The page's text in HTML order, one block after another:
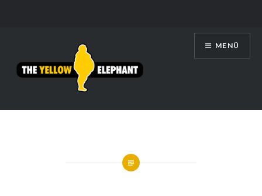
springen
THE YELLOW ELEPHANT
MENÜ